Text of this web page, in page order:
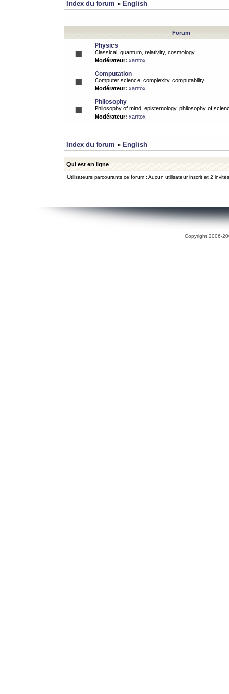
Index du forum » English
Forum
Physics
Classical, quantum, relativity, cosmology..
Modérateur: xantox
Computation
Computer science, complexity, computability..
Modérateur: xantox
Philosophy
Philosophy of mind, epistemology, philosophy of
Modérateur: xantox
Index du forum » English
Qui est en ligne
Utilisateurs parcourants ce forum : Aucun utilisateur inscrit et 2 invités
Copyright 2006-